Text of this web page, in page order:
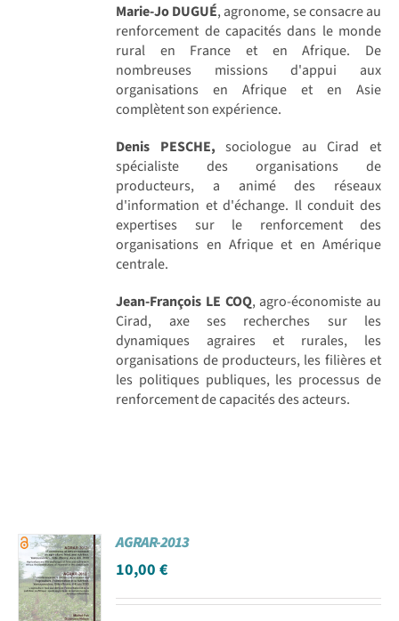
Marie-Jo DUGUÉ, agronome, se consacre au
renforcement de capacités dans le monde
rural en France et en Afrique. De
nombreuses missions d'appui aux
organisations en Afrique et en Asie
complètent son expérience.
Denis PESCHE, sociologue au Cirad et
spécialiste des organisations de
producteurs, a animé des réseaux
d'information et d'échange. Il conduit des
expertises sur le renforcement des
organisations en Afrique et en Amérique
centrale.
Jean-François LE COQ, agro-économiste au
Cirad, axe ses recherches sur les
dynamiques agraires et rurales, les
organisations de producteurs, les filières et
les politiques publiques, les processus de
renforcement de capacités des acteurs.
AGRAR-2013
10,00€